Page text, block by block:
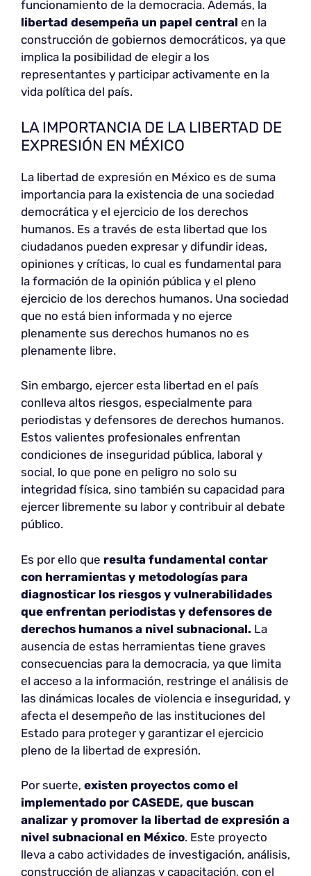
funcionamiento de la democracia. Además, la
libertad desempeña un papel central en la
construcción de gobiernos democráticos, ya que
implica la posibilidad de elegir a los
representantes y participar activamente en la
vida política del país.
LA IMPORTANCIA DE LA LIBERTAD DE
EXPRESIÓN EN MÉXICO
La libertad de expresión en México es de suma
importancia para la existencia de una sociedad
democrática y el ejercicio de los derechos
humanos. Es a través de esta libertad que los
ciudadanos pueden expresar y difundir ideas,
opiniones y críticas, lo cual es fundamental para
la formación de la opinión pública y el pleno
ejercicio de los derechos humanos. Una sociedad
que no está bien informada y no ejerce
plenamente sus derechos humanos no es
plenamente libre.
Sin embargo, ejercer esta libertad en el país
conlleva altos riesgos, especialmente para
periodistas y defensores de derechos humanos.
Estos valientes profesionales enfrentan
condiciones de inseguridad pública, laboral y
social, lo que pone en peligro no solo su
integridad física, sino también su capacidad para
ejercer libremente su labor y contribuir al debate
público.
Es por ello que resulta fundamental contar
con herramientas y metodologías para
diagnosticar los riesgos y vulnerabilidades
que enfrentan periodistas y defensores de
derechos humanos a nivel subnacional. La
ausencia de estas herramientas tiene graves
consecuencias para la democracia, ya que limita
el acceso a la información, restringe el análisis de
las dinámicas locales de violencia e inseguridad, y
afecta el desempeño de las instituciones del
Estado para proteger y garantizar el ejercicio
pleno de la libertad de expresión.
Por suerte, existen proyectos como el
implementado por CASEDE, que buscan
analizar y promover la libertad de expresión a
nivel subnacional en México. Este proyecto
lleva a cabo actividades de investigación, análisis,
construcción de alianzas y capacitación, con el